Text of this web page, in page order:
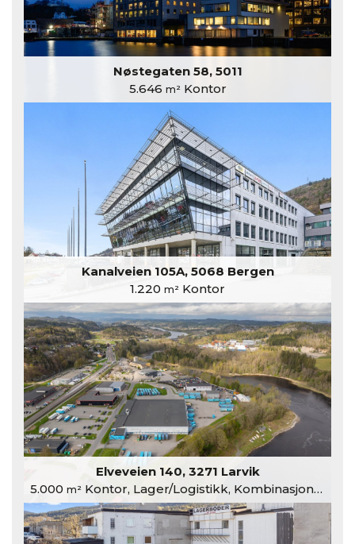
Nøstegaten 58, 5011
5.646 m²Kontor
Kanalveien 105A, 5068 Bergen
1.220 m² Kontor
Elveveien 140, 3271 Larvik
5.000 m²Kontor, Lager/Logistikk, Kombinasjonslokaler